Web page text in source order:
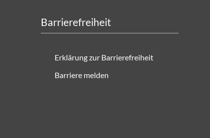
Barrierefreiheit
Erklärung zur Barrierefreiheit
Barriere melden